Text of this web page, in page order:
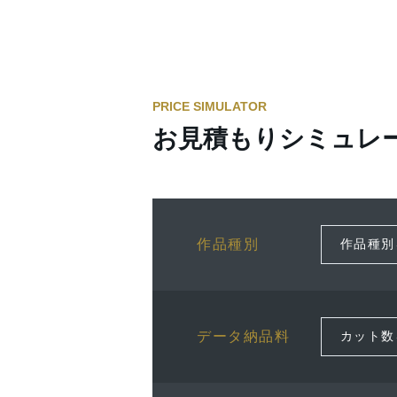
PRICE SIMULATOR
お見積もりシミュレ
作品種別
データ納品料